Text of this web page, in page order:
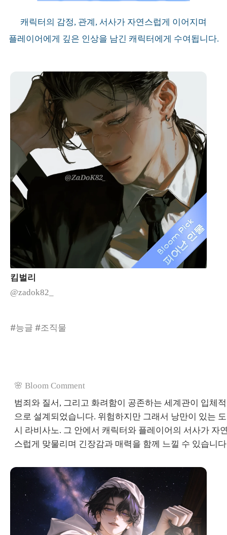
캐릭터의 감정, 관계, 서사가 자연스럽게 이어지며
플레이어에게 깊은 인상을 남긴 캐릭터에게 수여됩니다.
킴벌리
@zadok82_
#능글 #조직물
🌸 Bloom Comment
범죄와 질서, 그리고 화려함이 공존하는 세계관이 입체적
으로 설계되었습니다. 위험하지만 그래서 낭만이 있는 도
시 라비사노. 그 안에서 캐릭터와 플레이어의 서사가 자
스럽게 맞물리며 긴장감과 매력을 함께 느낄 수 있습니